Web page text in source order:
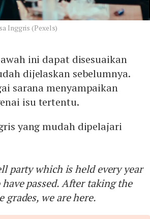
Inggris (Pexels)
ini dapat disesuaikan
dijelaskan sebelumnya.
sarana menyampaikan
isu tertentu.
yang mudah dipelajari
party which is held every year
passed. After taking the
grades, we are here.